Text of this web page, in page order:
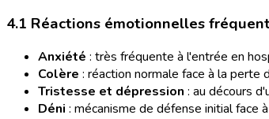
4.1 Réactions émotionnelles
Anxiété : très fréquente à l'entrée en
Colère : réaction normale face à la perte
Tristesse et dépression : au décours
Déni : mécanisme de défense initial face